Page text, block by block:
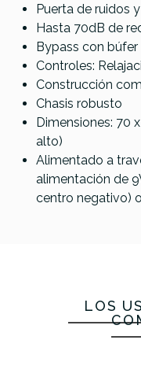
Puerta de ruidos
Hasta 70dB de
Bypass con búfer
Controles:
Construcción
Chasis robusto
Dimensiones: 70
alto)
Alimentado a
alimentación de
centro negativo)
LOS